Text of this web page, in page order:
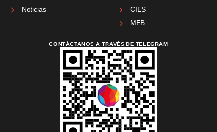
Noticias
CIES
MEB
CONTÁCTANOS A TRAVÉS DE TELEGRAM